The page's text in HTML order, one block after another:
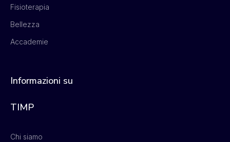
Fisioterapia
Bellezza
Accademie
Informazioni su
TIMP
Chi siamo